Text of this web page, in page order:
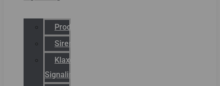
Productcatalogus
Sirena
Klaxon
Signaling